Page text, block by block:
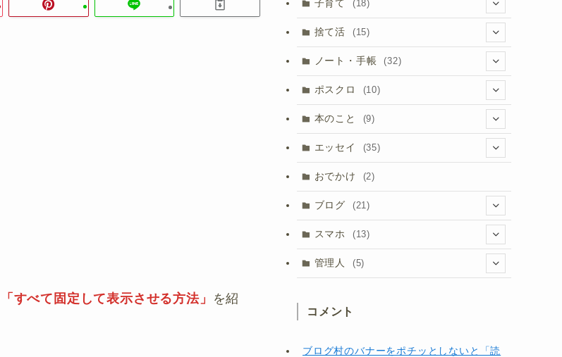
「すべて固定して表示させる方法」
を紹
(3)
(8)
(8)
子育て (18)
(2)
(3)
(9)
捨て活 (15)
(5)
(10)
ノート・手帳 (32)
(5)
ポスクロ (10)
(1)
本のこと (9)
(2)
(2)
エッセイ (35)
(13)
(1)
(20)
おでかけ (2)
ブログ (21)
(5)
スマホ (13)
(8)
管理人 (5)
(3)
コメント
ブログ村のバナーをポチッとしないと「読